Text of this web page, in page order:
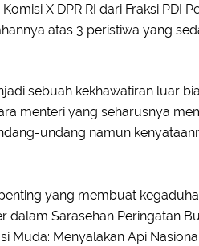
X DPR RI dari Fraksi PDI
atas 3 peristiwa yang
sebuah kekhawatiran luar
menteri yang seharusnya
undang namun
yang membuat
dalam Sarasehan Peringatan
Muda: Menyalakan Api